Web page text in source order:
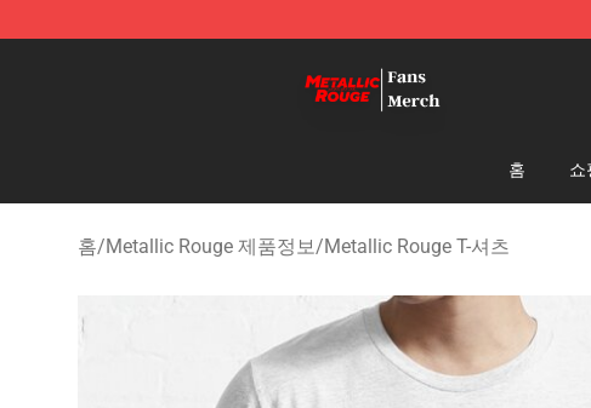
홈 쇼
홈/Metallic Rouge 제품정보/Metallic Rouge T-셔츠